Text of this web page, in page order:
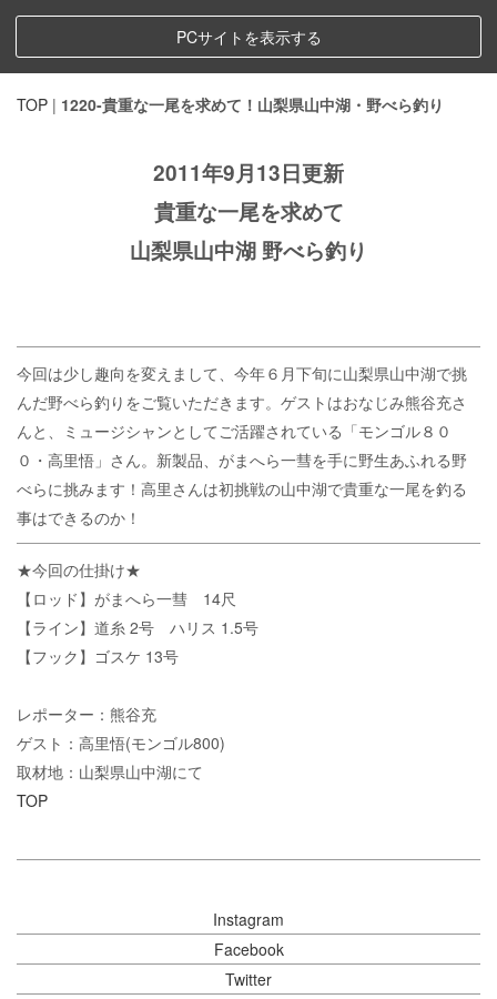
PCサイトを表示する
TOP | 1220-貴重な一尾を求めて！山梨県山中湖・野べら釣り
2011年9月13日更新
貴重な一尾を求めて
山梨県山中湖 野べら釣り
今回は少し趣向を変えまして、今年６月下旬に山梨県山中湖で挑
んだ野べら釣りをご覧いただきます。ゲストはおなじみ熊谷充さ
んと、ミュージシャンとしてご活躍されている「モンゴル８０
０・高里悟」さん。新製品、がまへら一彗を手に野生あふれる野
べらに挑みます！高里さんは初挑戦の山中湖で貴重な一尾を釣る
事はできるのか！
★今回の仕掛け★
【ロッド】がまへら一彗 14尺
【ライン】道糸 2号 ハリス 1.5号
【フック】ゴスケ 13号
レポーター：熊谷充
ゲスト：高里悟(モンゴル800)
取材地：山梨県山中湖にて
TOP
Instagram
Facebook
Twitter